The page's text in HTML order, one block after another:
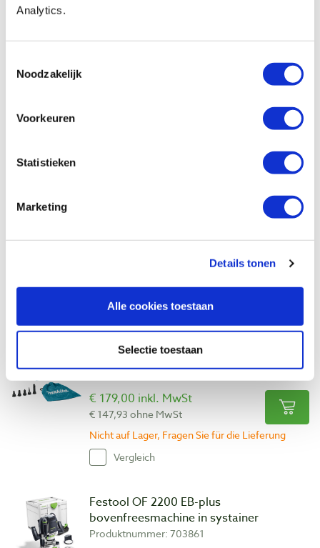
Analytics.
Noodzakelijk
Voorkeuren
Statistieken
Marketing
Details tonen
Alle cookies toestaan
Selectie toestaan
€ 219,00 inkl. MwSt
zuigmachine
Produktnummer: 11511564
€ 179,00 inkl. MwSt
€ 147,93 ohne MwSt
Nicht auf Lager, Fragen Sie für die Lieferung
Vergleich
Festool OF 2200 EB-plus
bovenfreesmachine in systainer
Produktnummer: 703861